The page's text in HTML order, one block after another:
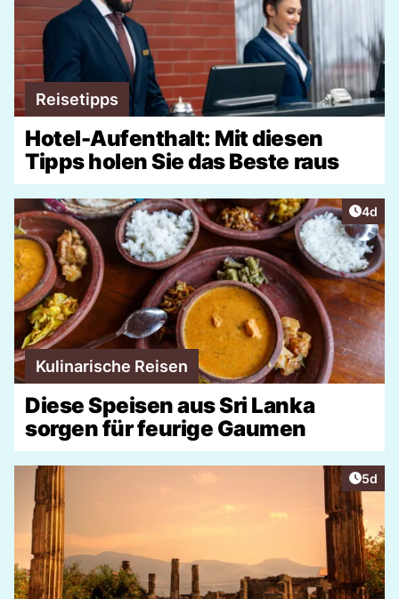
Reisetipps
Hotel-Aufenthalt: Mit diesen
Tipps holen Sie das Beste raus
4d
Kulinarische Reisen
Diese Speisen aus Sri Lanka
sorgen für feurige Gaumen
5d